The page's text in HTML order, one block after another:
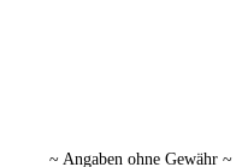
~ Angaben ohne Gewähr ~